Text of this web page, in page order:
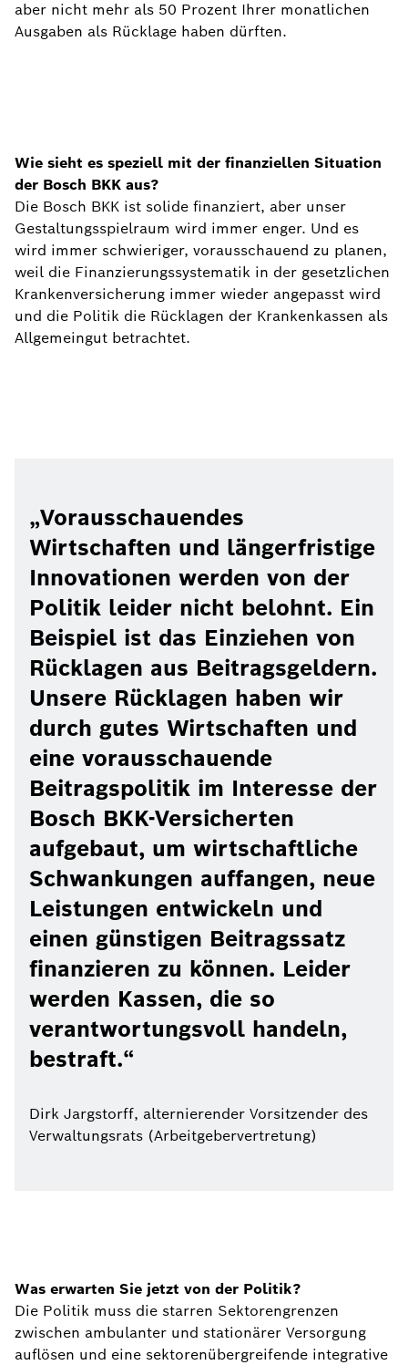
aber nicht mehr als 50 Prozent Ihrer monatlichen
Ausgaben als Rücklage haben dürften.
Wie sieht es speziell mit der finanziellen Situation
der Bosch BKK aus?
Die Bosch BKK ist solide finanziert, aber unser
Gestaltungsspielraum wird immer enger. Und es
wird immer schwieriger, vorausschauend zu planen,
weil die Finanzierungssystematik in der gesetzlichen
Krankenversicherung immer wieder angepasst wird
und die Politik die Rücklagen der Krankenkassen als
Allgemeingut betrachtet.
Vorausschauendes
Wirtschaften und längerfristige
Innovationen werden von der
Politik leider nicht belohnt. Ein
Beispiel ist das Einziehen von
Rücklagen aus Beitragsgeldern.
Unsere Rücklagen haben wir
durch gutes Wirtschaften und
eine vorausschauende
Beitragspolitik im Interesse der
Bosch BKK-Versicherten
aufgebaut, um wirtschaftliche
Schwankungen auffangen, neue
Leistungen entwickeln und
einen günstigen Beitragssatz
finanzieren zu können. Leider
werden Kassen, die so
verantwortungsvoll handeln,
bestraft.
Dirk Jargstorff, alternierender Vorsitzender des
Verwaltungsrats (Arbeitgebervertretung)
Was erwarten Sie jetzt von der Politik?
Die Politik muss die starren Sektorengrenzen
zwischen ambulanter und stationärer Versorgung
auflösen und eine sektorenübergreifende integrative